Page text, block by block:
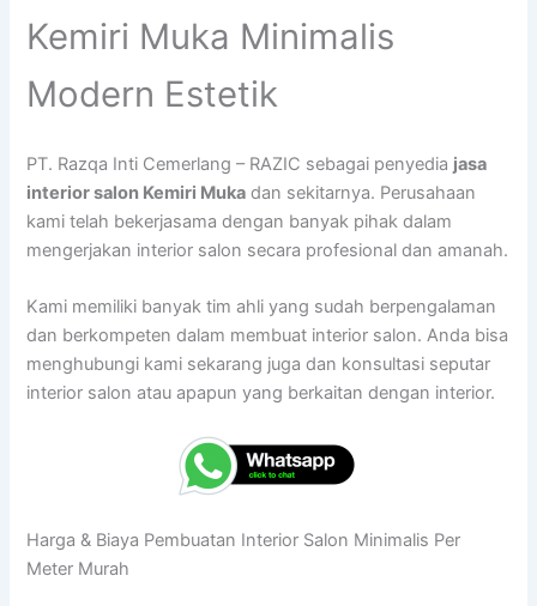
Kemiri Muka Minimalis
Modern Estetik
PT. Razqa Inti Cemerlang – RAZIC sebagai penyedia jasa
interior salon Kemiri Muka dan sekitarnya. Perusahaan
kami telah bekerjasama dengan banyak pihak dalam
mengerjakan interior salon secara profesional dan amanah.
Kami memiliki banyak tim ahli yang sudah berpengalaman
dan berkompeten dalam membuat interior salon. Anda bisa
menghubungi kami sekarang juga dan konsultasi seputar
interior salon atau apapun yang berkaitan dengan interior.
Harga & Biaya Pembuatan Interior Salon Minimalis Per
Meter Murah